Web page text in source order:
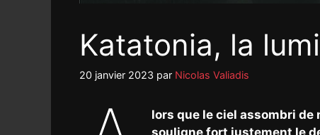
Katatonia, la
20 janvier 2023 par Nicolas Valiadis
lors que le ciel assombri de